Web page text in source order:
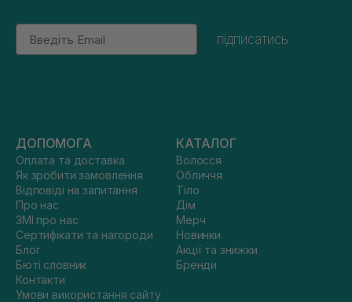
Email
підписатись
ДОПОМОГА
Оплата та доставка
Як зробити замовлення
Відповіді на запитання
Про нас
ЗМІ про нас
Сертифікати та нагороди
Блог
Бюті словник
Контакти
Умови використання сайту
КАТАЛОГ
Волосся
Обличчя
Тіло
Дім
Мерч
Новинки
Акції та знижки
Бренди